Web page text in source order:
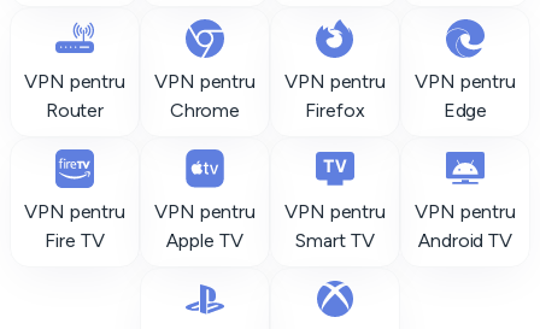
VPN pentru
Router
VPN pentru
Chrome
VPN pentru
Firefox
VPN pentru
Edge
VPN pentru
Fire TV
VPN pentru
Apple TV
VPN pentru
Smart TV
VPN pentru
Android TV